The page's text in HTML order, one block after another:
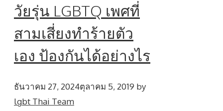
วัยรุ่น LGBTQ เพศที่
สามเสี่ยงทำร้ายตัว
เอง ป้องกันได้อย่างไร
ธันวาคม 27, 2024ตุลาคม 5, 2019 by
lgbt Thai Team